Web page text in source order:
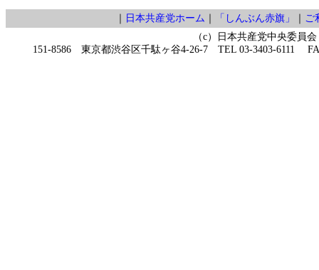
日本共産党ホーム 「しんぶん赤旗」
ご
（c）日本共産党中央委員会
151-8586 東京都渋谷区千駄ヶ谷4-26-7 TEL 03-3403-6111